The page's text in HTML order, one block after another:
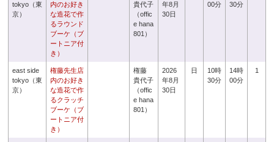
tokyo（東
京）
内のお好き
な造花で作
るラウンド
ブーケ（ブ
ートニア付
き）
貴代子
（offic
e hana
801）
年8月
30日
00分
30分
east side
tokyo（東
京）
権藤先生店
内のお好き
な造花で作
るクラッチ
ブーケ（ブ
ートニア付
き）
権藤
貴代子
（offic
e hana
801）
2026
年8月
30日
日
10時
30分
14時
00分
1